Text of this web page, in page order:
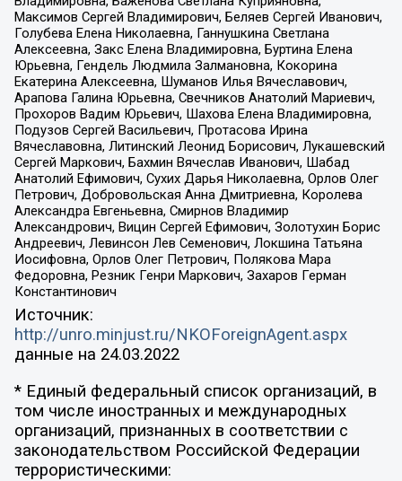
Максимов Сергей Владимирович, Беляев Сергей Иванович,
Голубева Елена Николаевна, Ганнушкина Светлана
Алексеевна, Закс Елена Владимировна, Буртина Елена
Юрьевна, Гендель Людмила Залмановна, Кокорина
Екатерина Алексеевна, Шуманов Илья Вячеславович,
Арапова Галина Юрьевна, Свечников Анатолий Мариевич,
Прохоров Вадим Юрьевич, Шахова Елена Владимировна,
Подузов Сергей Васильевич, Протасова Ирина
Вячеславовна, Литинский Леонид Борисович, Лукашевский
Сергей Маркович, Бахмин Вячеслав Иванович, Шабад
Анатолий Ефимович, Сухих Дарья Николаевна, Орлов Олег
Петрович, Добровольская Анна Дмитриевна, Королева
Александра Евгеньевна, Смирнов Владимир
Александрович, Вицин Сергей Ефимович, Золотухин Борис
Андреевич, Левинсон Лев Семенович, Локшина Татьяна
Иосифовна, Орлов Олег Петрович, Полякова Мара
Федоровна, Резник Генри Маркович, Захаров Герман
Константинович
Источник:
http://unro.minjust.ru/NKOForeignAgent.aspx
данные на 24.03.2022
* Единый федеральный список организаций, в
том числе иностранных и международных
организаций, признанных в соответствии с
законодательством Российской Федерации
террористическими: